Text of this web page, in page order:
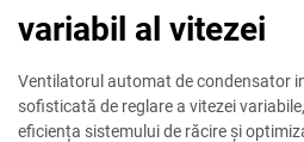
variabil al vitezei
Ventilatorul automat de condensator
sofisticată de reglare a vitezei
eficiența sistemului de răcire și